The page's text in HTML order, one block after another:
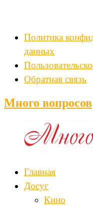
Политика
данных
Обратная связь
Много вопросов
Главная
Досуг
Кино